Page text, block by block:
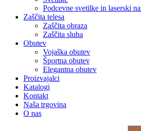
Podcevne svetilke in laserski
Zaščita telesa
Zaščita obraza
Zaščita sluha
Obutev
Vojaška obutev
Športna obutev
Elegantna obutev
Proizvajalci
Katalogi
Kontakt
Naša trgovina
O nas